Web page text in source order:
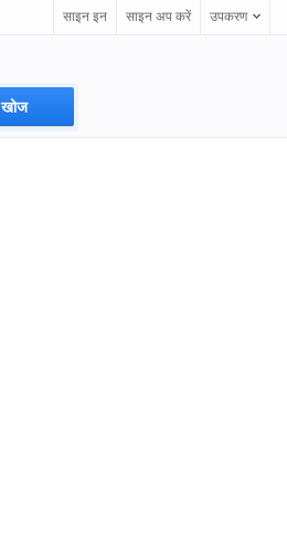
साइन इन साइन अप करें उपकरण